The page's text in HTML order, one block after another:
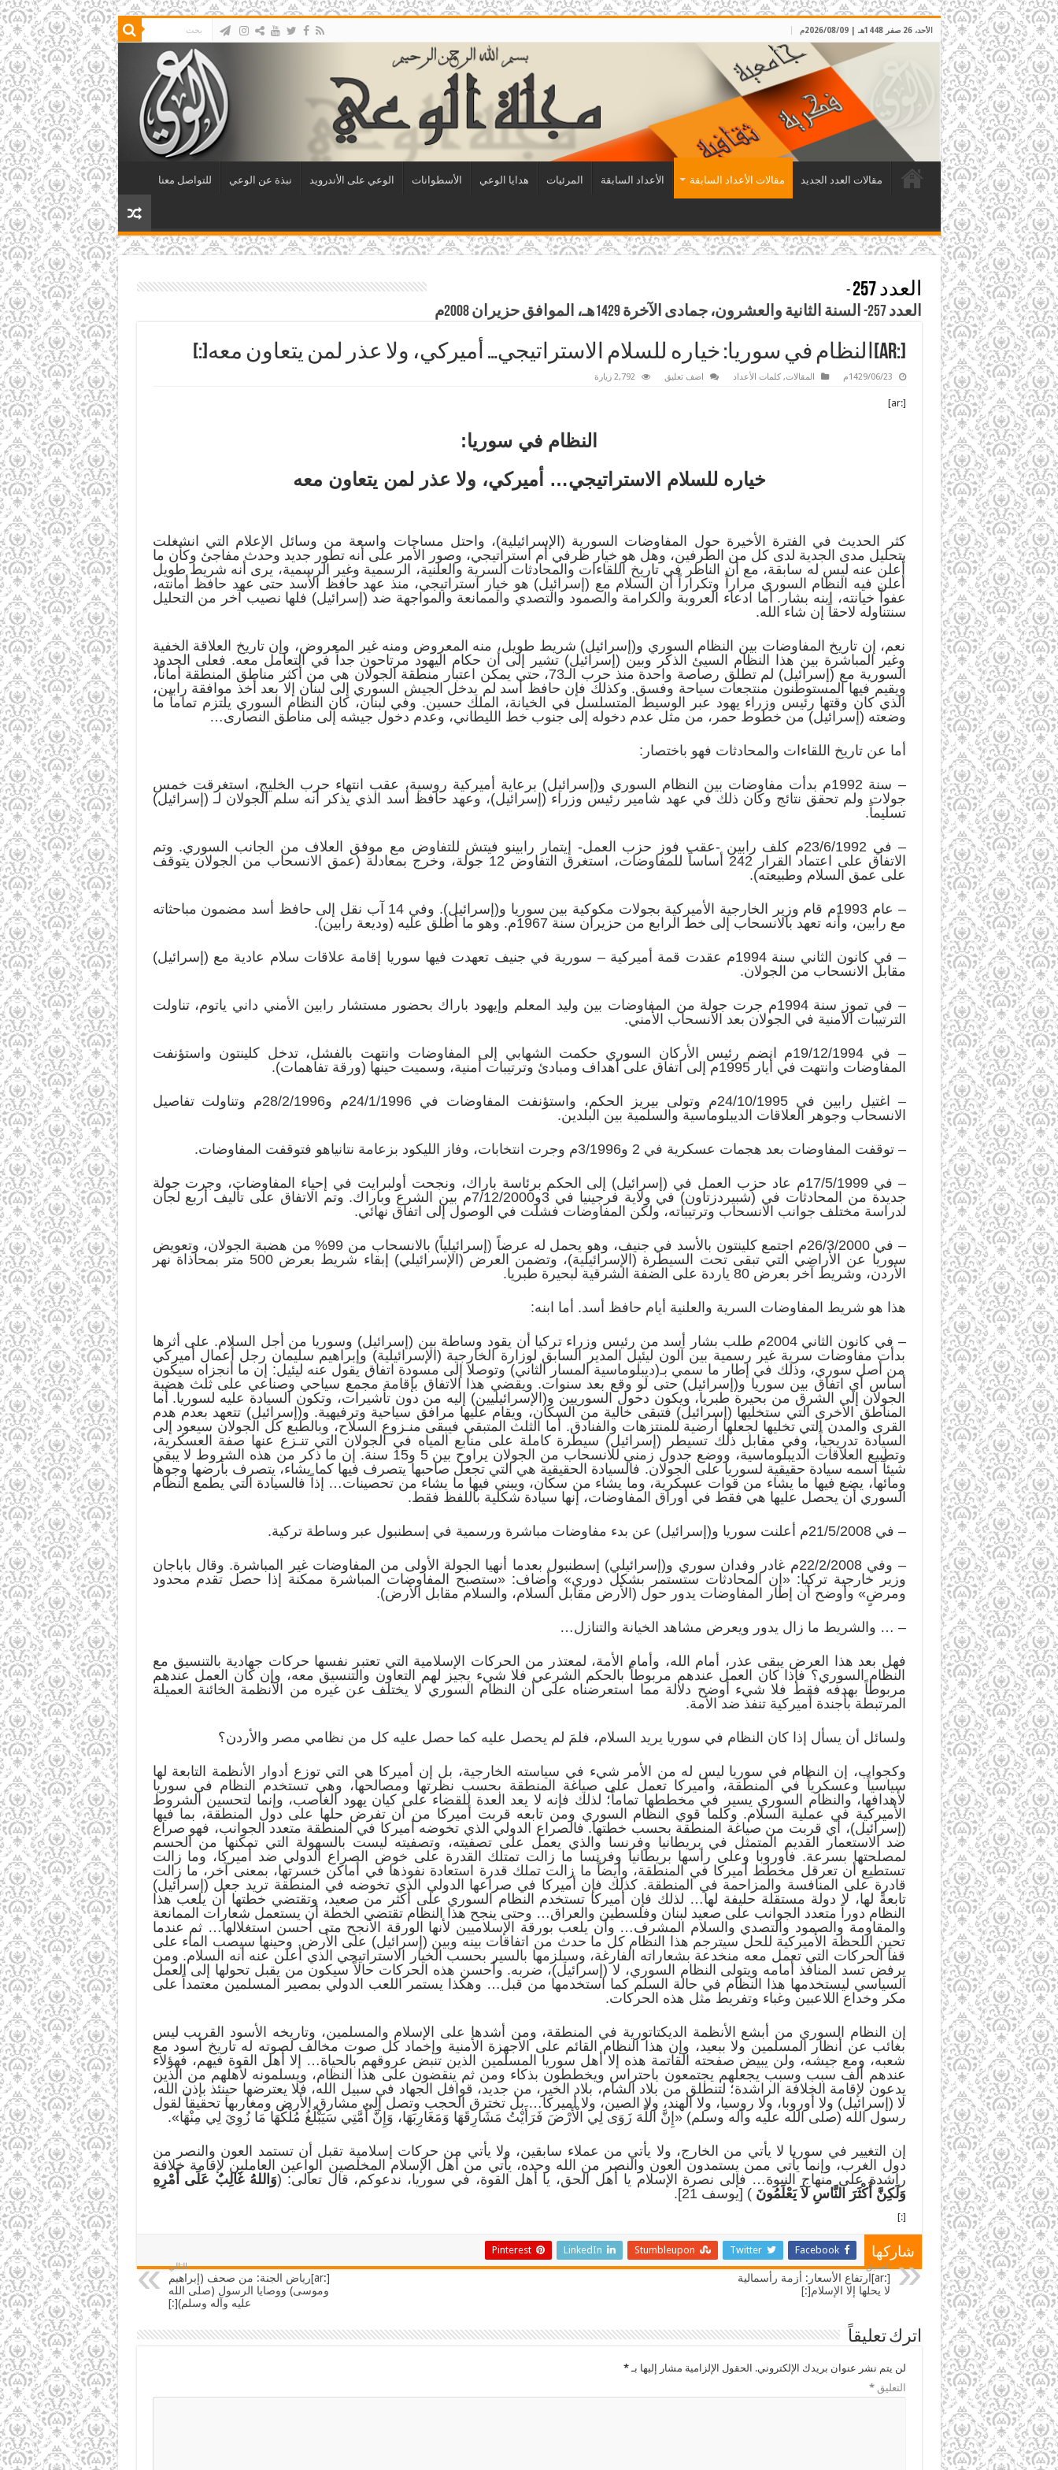
الأحد، 26 صفر 1448هـ | 2026/08/09م
مقالات العدد الجديد مقالات الأعداد السابقة الأعداد السابقة المرئيات هدايا الوعي الأسطوانات الوعي على الأندرويد نبذة عن الوعي للتواصل معنا
العدد 257
-
العدد 257- السنة الثانية والعشرون، جمادى الآخرة 1429هـ، الموافق حزيران 2008م
[:ar]النظام في سوريا: خياره للسلام الاستراتيجي… أميركي، ولا عذر لمن يتعاون معه[:]
1429/06/23م المقالات,كلمات الأعداد اضف تعليق 2,792 زيارة
[:ar]
النظام في سوريا:
خياره للسلام الاستراتيجي… أميركي، ولا عذر لمن يتعاون معه
كثر الحديث في الفترة الأخيرة حول المفاوضات السورية (الإسرائيلية)، واحتل مساحات واسعة من وسائل الإعلام التي انشغلت
بتحليل مدى الجدية لدى كل من الطرفين، وهل هو خيار ظرفي أم استراتيجي، وصور الأمر على أنه تطور جديد وحدث مفاجئ وكأن ما
أعلن عنه ليس له سابقة، مع أن الناظر في تاريخ اللقاءات والمحادثات السرية والعلنية، الرسمية وغير الرسمية، يرى أنه شريط طويل
أعلن فيه النظام السوري مراراً وتكراراً أن السلام مع (إسرائيل) هو خيار استراتيجي، منذ عهد حافظ الأسد حتى عهد حافظ أمانته،
عفواً خيانته، ابنه بشار. أما ادعاء العروبة والكرامة والصمود والتصدي والممانعة والمواجهة ضد (إسرائيل) فلها نصيب آخر من التحليل
سنتناوله لاحقاً إن شاء الله.
نعم، إن تاريخ المفاوضات بين النظام السوري و(إسرائيل) شريط طويل، منه المعروض ومنه غير المعروض، وإن تاريخ العلاقة الخفية
وغير المباشرة بين هذا النظام السيئ الذكر وبين (إسرائيل) تشير إلى أن حكام اليهود مرتاحون جداً في التعامل معه. فعلى الحدود
السورية مع (إسرائيل) لم تطلق رصاصة واحدة منذ حرب الـ73، حتى يمكن اعتبار منطقة الجولان هي من أكثر مناطق المنطقة أماناً،
ويقيم فيها المستوطنون منتجعات سياحة وفسق. وكذلك فإن حافظ أسد لم يدخل الجيش السوري إلى لبنان إلا بعد أخذ موافقة رابين،
الذي كان وقتها رئيس وزراء يهود عبر الوسيط المتسلسل في الخيانة، الملك حسين. وفي لبنان، كان النظام السوري يلتزم تماماً ما
وضعته (إسرائيل) من خطوط حمر، من مثل عدم دخوله إلى جنوب خط الليطاني، وعدم دخول جيشه إلى مناطق النصارى…
أما عن تاريخ اللقاءات والمحادثات فهو باختصار:
– سنة 1992م بدأت مفاوضات بين النظام السوري و(إسرائيل) برعاية أميركية روسية، عقب انتهاء حرب الخليج، استغرقت خمس
جولات ولم تحقق نتائج وكان ذلك في عهد شامير رئيس وزراء (إسرائيل)، وعهد حافظ أسد الذي يذكر أنه سلم الجولان لـ (إسرائيل)
تسليماً.
– في 23/6/1992م كلف رابين -عقب فوز حزب العمل- إيتمار رابينو فيتش للتفاوض مع موفق العلاف من الجانب السوري. وتم
الاتفاق على اعتماد القرار 242 أساساً للمفاوضات، استغرق التفاوض 12 جولة، وخرج بمعادلة (عمق الانسحاب من الجولان يتوقف
على عمق السلام وطبيعته).
– عام 1993م قام وزير الخارجية الأميركية بجولات مكوكية بين سوريا و(إسرائيل). وفي 14 آب نقل إلى حافظ أسد مضمون مباحثاته
مع رابين، وأنه تعهد بالانسحاب إلى خط الرابع من حزيران سنة 1967م. وهو ما أطلق عليه (وديعة رابين).
– في كانون الثاني سنة 1994م عقدت قمة أميركية – سورية في جنيف تعهدت فيها سوريا إقامة علاقات سلام عادية مع (إسرائيل)
مقابل الانسحاب من الجولان.
– في تموز سنة 1994م جرت جولة من المفاوضات بين وليد المعلم وإيهود باراك بحضور مستشار رابين الأمني داني ياتوم، تناولت
الترتيبات الأمنية في الجولان بعد الانسحاب الأمني.
– في 19/12/1994م انضم رئيس الأركان السوري حكمت الشهابي إلى المفاوضات وانتهت بالفشل، تدخل كلينتون واستؤنفت
المفاوضات وانتهت في أيار 1995م إلى اتفاق على أهداف ومبادئ وترتيبات أمنية، وسميت حينها (ورقة تفاهمات).
– اغتيل رابين في 24/10/1995م وتولى بيريز الحكم، واستؤنفت المفاوضات في 24/1/1996م و28/2/1996م وتناولت تفاصيل
الانسحاب وجوهر العلاقات الديبلوماسية والسلمية بين البلدين.
– توقفت المفاوضات بعد هجمات عسكرية في 2 و3/1996م وجرت انتخابات، وفاز الليكود بزعامة نتانياهو فتوقفت المفاوضات.
– في 17/5/1999م عاد حزب العمل في (إسرائيل) إلى الحكم برئاسة باراك، ونجحت أولبرايت في إحياء المفاوضات، وجرت جولة
جديدة من المحادثات في (شبيردزتاون) في ولاية فرجينيا في 3و7/12/2000م بين الشرع وباراك. وتم الاتفاق على تأليف أربع لجان
لدراسة مختلف جوانب الانسحاب وترتيباته، ولكن المفاوضات فشلت في الوصول إلى اتفاق نهائي.
– في 26/3/2000م اجتمع كلينتون بالأسد في جنيف، وهو يحمل له عرضاً (إسرائيلياً) بالانسحاب من 99% من هضبة الجولان، وتعويض
سوريا عن الأراضي التي تبقى تحت السيطرة (الإسرائيلية)، وتضمن العرض (الإسرائيلي) إبقاء شريط بعرض 500 متر بمحاذاة نهر
الأردن، وشريط آخر بعرض 80 ياردة على الضفة الشرقية لبحيرة طبريا.
هذا هو شريط المفاوضات السرية والعلنية أيام حافظ أسد. أما ابنه:
– في كانون الثاني 2004م طلب بشار أسد من رئيس وزراء تركيا أن يقود وساطة بين (إسرائيل) وسوريا من أجل السلام. على أثرها
بدأت مفاوضات سرية غير رسمية بين آلون ليئيل المدير السابق لوزارة الخارجية (الإسرائيلية) وإبراهيم سليمان رجل أعمال أميركي
من أصل سوري، وذلك في إطار ما سمي بـ(ديبلوماسية المسار الثاني) وتوصلا إلى مسودة اتفاق يقول عنه ليئيل: إن ما أنجزاه سيكون
أساس أي اتفاق بين سوريا و(إسرائيل) حتى لو وقع بعد سنوات. ويقضي هذا الاتفاق بإقامة مجمع سياحي وصناعي على ثلث هضبة
الجولان إلى الشرق من بحيرة طبريا، ويكون دخول السوريين و(الإسرائيليين) إليه من دون تأشيرات، وتكون السيادة عليه لسوريا. أما
المناطق الأخرى التي ستخليها (إسرائيل) فتبقى خالية من السكان، ويقام عليها مرافق سياحية وترفيهية. و(إسرائيل) تتعهد بعدم هدم
القرى والمدن التي تخليها لجعلها أرضية للمنتزهات والفنادق. أما الثلث المتبقي فيبقى منـزوع السلاح، وبالطبع كل الجولان سيعود إلى
السيادة تدريجياً، وفي مقابل ذلك تسيطر (إسرائيل) سيطرة كاملة على منابع المياه في الجولان التي تنـزع عنها صفة العسكرية،
وتطبيع العلاقات الديبلوماسية، ووضع جدول زمني للانسحاب من الجولان يراوح بين 5 و15 سنة. إن ما ذكر من هذه الشروط لا يبقي
شيئاً اسمه سيادة حقيقية لسوريا على الجولان. فالسيادة الحقيقية هي التي تجعل صاحبها يتصرف فيها كما يشاء، يتصرف بأرضها وجوها
ومائها، يضع فيها ما يشاء من قوات عسكرية، وما يشاء من سكان، ويبني فيها ما يشاء من تحصينات… إذاً فالسيادة التي يطمع النظام
السوري أن يحصل عليها هي فقط في أوراق المفاوضات، إنها سيادة شكلية باللفظ فقط.
– في 21/5/2008م أعلنت سوريا و(إسرائيل) عن بدء مفاوضات مباشرة ورسمية في إسطنبول عبر وساطة تركية.
– وفي 22/2/2008م غادر وفدان سوري و(إسرائيلي) إسطنبول بعدما أنهيا الجولة الأولى من المفاوضات غير المباشرة. وقال باباجان
وزير خارجية تركيا: «إن المحادثات ستستمر بشكل دوري» وأضاف: «ستصبح المفاوضات المباشرة ممكنة إذا حصل تقدم محدود
ومرضٍ» وأوضح أن إطار المفاوضات يدور حول (الأرض مقابل السلام، والسلام مقابل الأرض).
– … والشريط ما زال يدور ويعرض مشاهد الخيانة والتنازل…
فهل بعد هذا العرض يبقى عذر، أمام الله، وأمام الأمة، لمعتذر من الحركات الإسلامية التي تعتبر نفسها حركات جهادية بالتنسيق مع
النظام السوري؟ فإذا كان العمل عندهم مربوطاً بالحكم الشرعي فلا شيء يجيز لهم التعاون والتنسيق معه، وإن كان العمل عندهم
مربوطاً بهدفه فقط فلا شيء أوضح دلالة مما استعرضناه على أن النظام السوري لا يختلف عن غيره من الأنظمة الخائنة العميلة
المرتبطة بأجندة أميركية تنفذ ضد الأمة.
ولسائل أن يسأل إذا كان النظام في سوريا يريد السلام، فلمَ لم يحصل عليه كما حصل عليه كل من نظامي مصر والأردن؟
وكجواب، إن النظام في سوريا ليس له من الأمر شيء في سياسته الخارجية، بل إن أميركا هي التي توزع أدوار الأنظمة التابعة لها
سياسياً وعسكرياً في المنطقة، وأميركا تعمل على صياغة المنطقة بحسب نظرتها ومصالحها، وهي تستخدم النظام في سوريا
لأهدافها، والنظام السوري يسير في مخططها تماماً؛ لذلك فإنه لا يعد العدة للقضاء على كيان يهود الغاصب، وإنما لتحسين الشروط
الأميركية في عملية السلام. وكلما قوي النظام السوري ومن تابعه قربت أميركا من أن تفرض حلها على دول المنطقة، بما فيها
(إسرائيل)، أي قربت من صياغة المنطقة بحسب خطتها. فالصراع الدولي الذي تخوضه أميركا في المنطقة متعدد الجوانب، فهو صراع
ضد الاستعمار القديم المتمثل في بريطانيا وفرنسا والذي يعمل على تصفيته، وتصفيته ليست بالسهولة التي تمكنها من الحسم
لمصلحتها بسرعة. فأوروبا وعلى رأسها بريطانيا وفرنسا ما زالت تمتلك القدرة على خوض الصراع الدولي ضد أميركا، وما زالت
تستطيع أن تعرقل مخطط أميركا في المنطقة، وأيضاً ما زالت تملك قدرة استعادة نفوذها في أماكن خسرتها، بمعنى آخر، ما زالت
قادرة على المنافسة والمزاحمة في المنطقة. كذلك فإن أميركا في صراعها الدولي الذي تخوضه في المنطقة تريد جعل (إسرائيل)
تابعةً لها، لا دولة مستقلة حليفة لها… لذلك فإن أميركا تستخدم النظام السوري على أكثر من صعيد، وتقتضي خطتها أن يلعب هذا
النظام دوراً متعدد الجوانب على صعيد لبنان وفلسطين والعراق… وحتى ينجح هذا النظام تقتضي الخطة أن يستعمل شعارات الممانعة
والمقاومة والصمود والتصدي والسلام المشرف… وأن يلعب بورقة الإسلاميين لأنها الورقة الأنجح متى أحسن استغلالها… ثم عندما
تحين اللحظة الأميركية للحل سيترجم هذا النظام كل ما حدث من اتفاقات بينه وبين (إسرائيل) على الأرض. وحينها سيصب الماء على
قفا الحركات التي تعمل معه منخدعة بشعاراته الفارغة، وسيلزمها بالسير بحسب الخيار الاستراتيجي الذي أعلن عنه أنه السلام. ومن
يرفض تسد المنافذ أمامه ويتولى النظام السوري، لا (إسرائيل)، ضربه. وأحسن هذه الحركات حالاً سيكون من يقبل تحولها إلى العمل
السياسي ليستخدمها هذا النظام في حالة السلم كما استخدمها من قبل… وهكذا يستمر اللعب الدولي بمصير المسلمين معتمداً على
مكر وخداع اللاعبين وغباء وتفريط مثل هذه الحركات.
إن النظام السوري من أبشع الأنظمة الديكتاتورية في المنطقة، ومن أشدها على الإسلام والمسلمين، وتاريخه الأسود القريب ليس
بغائب عن أنظار المسلمين ولا ببعيد، وإن هذا النظام القائم على الأجهزة الأمنية وإخماد كل صوت مخالف لصوته له تاريخ أسود مع
شعبه، ومع جيشه، ولن يبيض صفحته القاتمة هذه إلا أهل سوريا المسلمين الذين تنبض عروقهم بالحياة… إلا أهل القوة فيهم، فهؤلاء
عندهم ألف سبب وسبب يجعلهم يجتمعون باحتراس ويخططون بذكاء ومن ثم ينقضون على هذا النظام، ويسلمونه لأهلهم من الذين
يدعون لإقامة الخلافة الراشدة؛ لتنطلق من بلاد الشام، بلاد الخير، من جديد، قوافل الجهاد في سبيل الله، فلا يعترضها حينئذ بإذن الله،
لا (إسرائيل) ولا أوروبا، ولا روسيا، ولا الهند، ولا الصين، ولا أميركا… بل تخترق الحجب وتصل إلى مشارق الأرض ومغاربها تحقيقاً لقول
رسول الله (صلى الله عليه وآله وسلم) «إِنَّ اللَّهَ زَوَى لِي الْأَرْضَ فَرَأَيْتُ مَشَارِقَهَا وَمَغَارِبَهَا، وَإِنَّ أُمَّتِي سَيَبْلُغُ مُلْكُهَا مَا زُوِيَ لِي مِنْهَا».
إن التغيير في سوريا لا يأتي من الخارج، ولا يأتي من عملاء سابقين، ولا يأتي من حركات إسلامية تقبل أن تستمد العون والنصر من
دول الغرب، وإنما يأتي ممن يستمدون العون والنصر من الله وحده، يأتي من أهل الإسلام المخلصين الواعين العاملين لإقامة خلافة
راشدة على منهاج النبوة… فإلى نصرة الإسلام يا أهل الحق، يا أهل القوة، في سوريا، ندعوكم، قال تعالى: (وَاللهُ غَالِبٌ عَلَى أَمْرِهِ
وَلَكِنَّ أَكْثَرَ النَّاسِ لاَ يَعْلَمُونَ ) [يوسف 21].
[:]
شاركها Facebook
Twitter
Stumbleupon
LinkedIn
Pinterest
السابق
[:ar]ارتفاع الأسعار: أزمة رأسمالية
لا يحلها إلا الإسلام[:]
التالي
[:ar]رياض الجنة: من صحف (إبراهيم
وموسى) ووصايا الرسول (صلى الله
عليه وآله وسلم)[:]
اترك تعليقاً
لن يتم نشر عنوان بريدك الإلكتروني. الحقول الإلزامية مشار إليها بـ*
التعليق*